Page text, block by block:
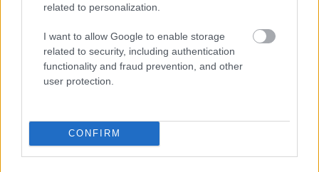
related to personalization.
I want to allow Google to enable storage
related to security, including authentication
functionality and fraud prevention, and other
user protection.
CONFIRM
Na Morave prerobila
starú chalupu na
vojdete dnu, zabudnete,
že nie ste v Toskánsku
S motorovou pílou sa
Čičmanoch si postavil